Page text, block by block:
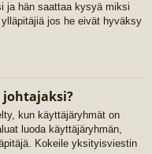
ja hän saattaa kysyä miksi
jos he eivät hyväksy
kun käyttäjäryhmät on
luoda käyttäjäryhmän,
Kokeile yksityisviestin